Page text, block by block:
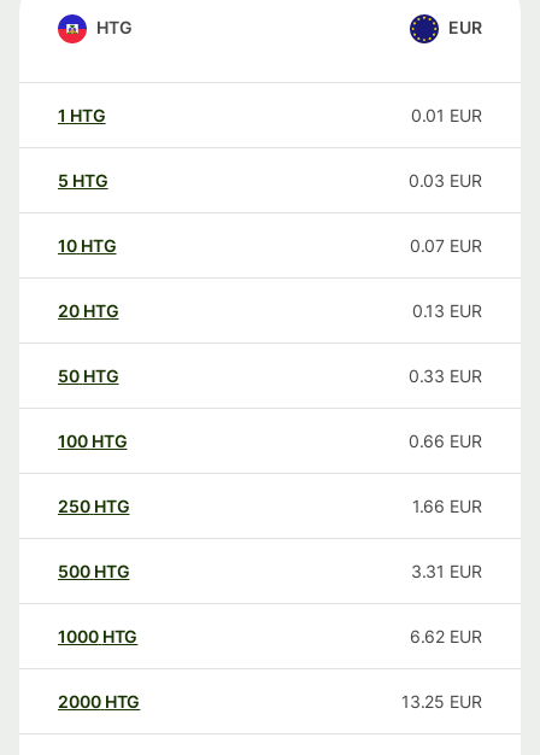
HTG EUR
1 HTG 0.01 EUR
5 HTG 0.03 EUR
10 HTG 0.07 EUR
20 HTG 0.13 EUR
50 HTG 0.33 EUR
100 HTG 0.66 EUR
250 HTG 1.66 EUR
500 HTG 3.31 EUR
1000 HTG 6.62 EUR
2000 HTG 13.25 EUR